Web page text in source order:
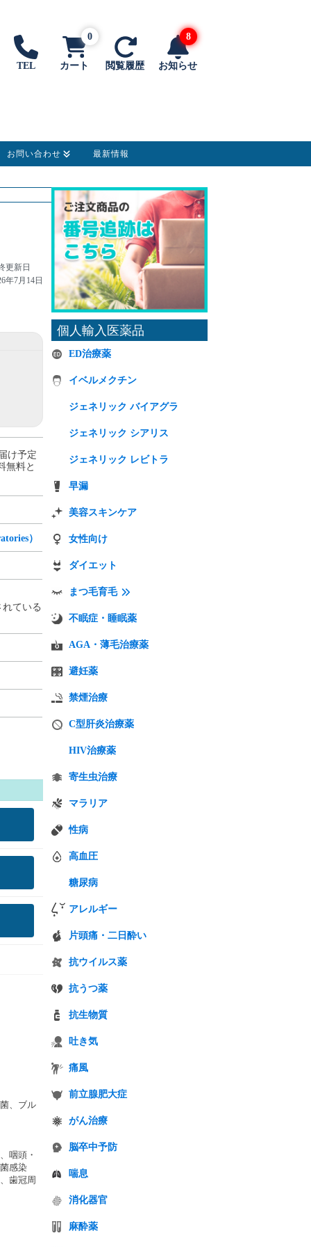
TEL カート
0
閲覧履歴 お知らせ
8
お問い合わせ 最新情報
更新日
年7月14日
け予定
無料と
）
ている
、ブル
咽頭・
感染
歯冠周
個人輸入医薬品
ED治療薬
イベルメクチン
ジェネリック バイアグラ
ジェネリック シアリス
ジェネリック レビトラ
早漏
美容スキンケア
女性向け
ダイエット
まつ毛育毛
不眠症・睡眠薬
AGA・薄毛治療薬
避妊薬
禁煙治療
C型肝炎治療薬
HIV治療薬
寄生虫治療
マラリア
性病
高血圧
糖尿病
アレルギー
片頭痛・二日酔い
抗ウイルス薬
抗うつ薬
抗生物質
吐き気
痛風
前立腺肥大症
がん治療
脳卒中予防
喘息
消化器官
麻酔薬